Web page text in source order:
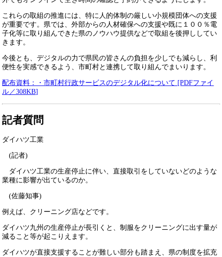
これらの取組の推進には、特に人的体制の厳しい小規模団体への支援
が重要です。県では、外部からの人材確保への支援や既に１００％電
子化等に取り組んできた県のノウハウ提供などで取組を後押ししてい
きます。
今後とも、デジタルの力で県民の皆さんの負担を少しでも減らし、利
便性を実感できるよう、市町村と連携して取り組んでまいります。
配布資料：・市町村行政サービスのデジタル化について [PDFファイ
ル／308KB]
記者質問
ダイハツ工業
(記者)
ダイハツ工業の生産停止に伴い、直接取引をしていないどのような
業種に影響が出ているのか。
(佐藤知事)
例えば、クリーニング店などです。
ダイハツ九州の生産停止が長引くと、制服をクリーニングに出す量が
減ること等が起こりえます。
ダイハツが直接支援することが難しい部分も踏まえ、県の制度を拡充